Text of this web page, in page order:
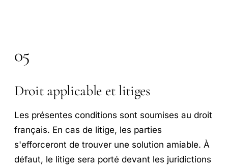
05
Droit applicable et litiges
Les présentes conditions sont soumises au droit
français. En cas de litige, les parties
s'efforceront de trouver une solution amiable. À
défaut, le litige sera porté devant les juridictions